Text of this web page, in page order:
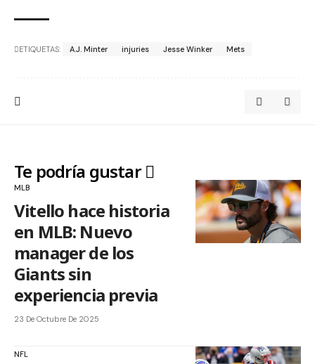
ETIQUETAS: A.J. Minter injuries Jesse Winker Mets
Te podría gustar
MLB
Vitello hace historia
en MLB: Nuevo
manager de los
Giants sin
experiencia previa
23 De Octubre De 2025
NFL